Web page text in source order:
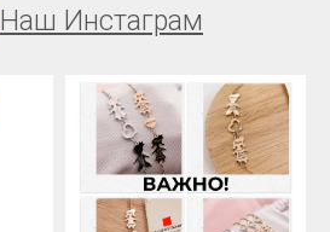
Наш Инстаграм